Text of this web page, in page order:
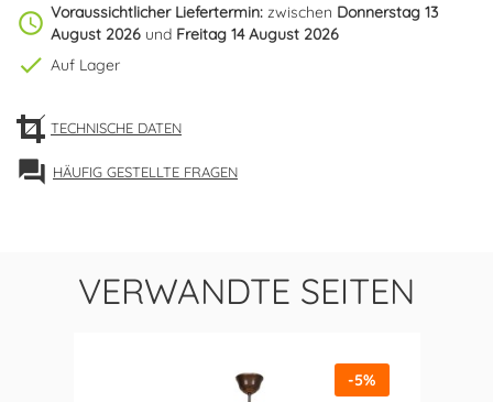
schedule Voraussichtlicher Liefertermin: zwischen Donnerstag 13
August 2026 und Freitag 14 August 2026
check Auf Lager
TECHNISCHE DATEN
forum HÄUFIG GESTELLTE FRAGEN
VERWANDTE SEITEN
-5%